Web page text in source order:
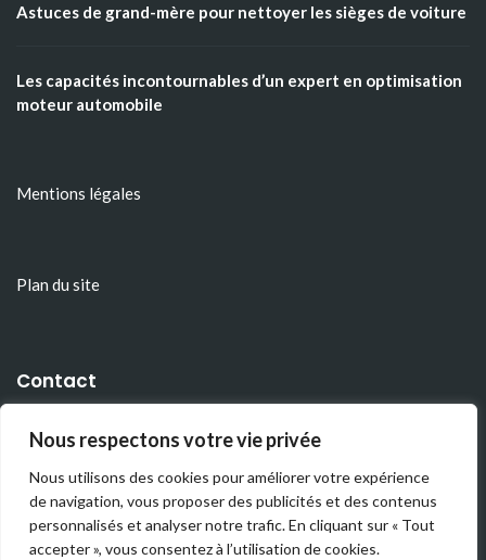
Nous respectons votre vie privée
Nous utilisons des cookies pour améliorer votre expérience
de navigation, vous proposer des publicités et des contenus
personnalisés et analyser notre trafic. En cliquant sur « Tout
accepter », vous consentez à l’utilisation de cookies.
Astuces de grand-mère pour nettoyer les sièges de voiture
Les capacités incontournables d’un expert en optimisation
moteur automobile
Mentions légales
Plan du site
Contact
admin [@] lemug.fr
63000 Clermont-Ferrand